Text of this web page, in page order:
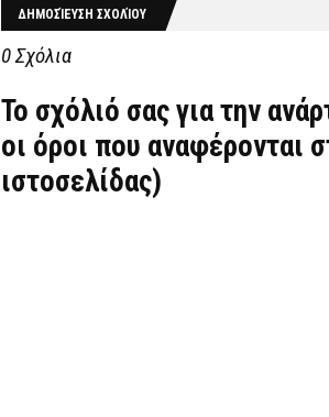
ΔΗΜΟΣΊΕΥΣΗ ΣΧΟΛΊΟΥ
0 Σχόλια
Το σχόλιό σας για την
οι όροι που αναφέρονται
ιστοσελίδας)